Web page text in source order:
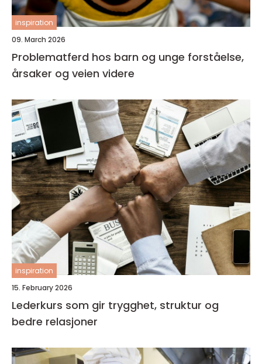
inspiration
09. March 2026
Problematferd hos barn og unge forståelse,
årsaker og veien videre
inspiration
15. February 2026
Lederkurs som gir trygghet, struktur og
bedre relasjoner